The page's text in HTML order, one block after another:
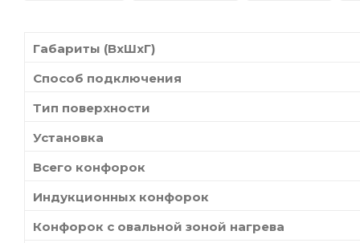
Габариты (ВхШхГ)
Способ подключения
Тип поверхности
Установка
Всего конфорок
Индукционных конфорок
Конфорок с овальной зоной нагрева